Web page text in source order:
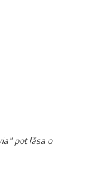
pot lăsa o